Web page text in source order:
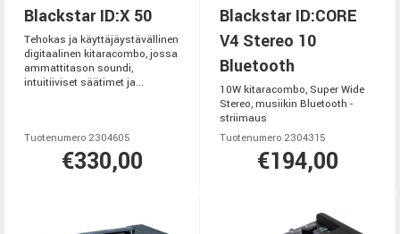
Blackstar ID:X 50
Tehokas ja käyttäjäystävällinen
digitaalinen kitaracombo, jossa
ammattitason soundi,
intuitiiviset säätimet ja...
Tuotenumero 2304605
€330,00
Blackstar ID:CORE
V4 Stereo 10
Bluetooth
10W kitaracombo, Super Wide
Stereo, musiikin Bluetooth -
striimaus
Tuotenumero 2304315
€194,00